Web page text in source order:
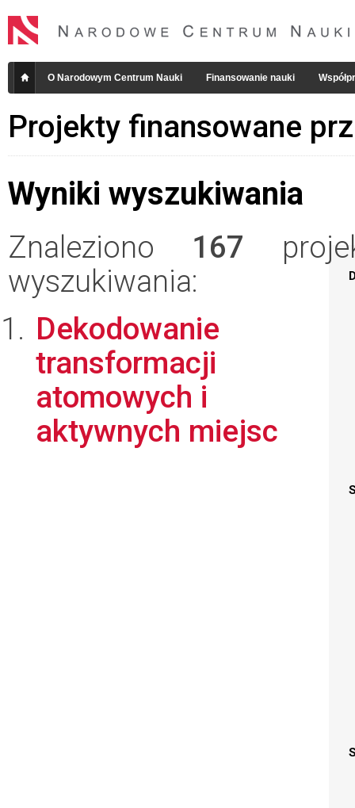
O Narodowym Centrum Nauki Finansowanie nauki
Projekty finansowane
Wyniki wyszukiwania
Znaleziono 167
wyszukiwania:
Dekodowanie
transformacji
atomowych i
aktywnych miejsc